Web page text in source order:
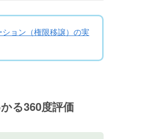
ョン（権限移譲）の実
る360度評価